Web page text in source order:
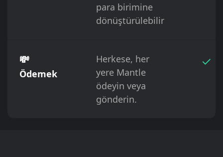
para birimine
dönüştürülebilir
💸
Ödemek
Herkese, her
yere Mantle
ödeyin veya
gönderin.
✓